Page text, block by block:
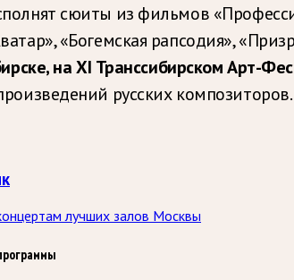
сюиты из фильмов
«Богемская рапсодия»,
на ХI Транссибирском Арт-
русских
лучших залов Москвы